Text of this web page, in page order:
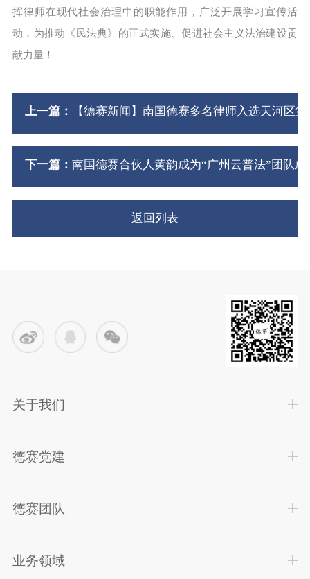
挥律师在现代社会治理中的职能作用，广泛开展学习宣传活
动，为推动《民法典》的正式实施、促进社会主义法治建设贡
献力量！
上一篇： 【德赛新闻】南国德赛多名律师入选天河区
下一篇： 南国德赛合伙人黄韵成为“广州云普法”团队成
返回列表
关于我们
德赛党建
德赛团队
业务领域